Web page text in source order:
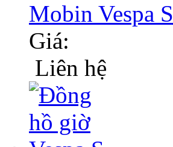
Mobin Vespa S
Giá:
Liên hệ